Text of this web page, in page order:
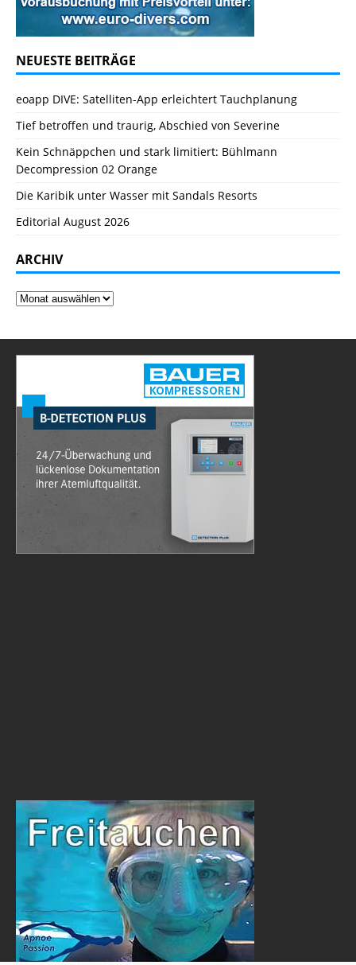
NEUESTE BEITRÄGE
eoapp DIVE: Satelliten-App erleichtert Tauchplanung
Tief betroffen und traurig, Abschied von Severine
Kein Schnäppchen und stark limitiert: Bühlmann
Decompression 02 Orange
Die Karibik unter Wasser mit Sandals Resorts
Editorial August 2026
ARCHIV